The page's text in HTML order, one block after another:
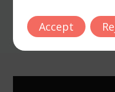
Transforma
Accept